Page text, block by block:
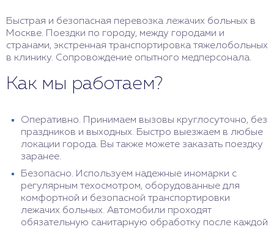
Быстрая и безопасная перевозка лежачих больных в
Москве. Поездки по городу, между городами и
странами, экстренная транспортировка тяжелобольных
в клинику. Сопровождение опытного медперсонала.
Как мы работаем?
Оперативно. Принимаем вызовы круглосуточно, без
праздников и выходных. Быстро выезжаем в любые
локации города. Вы также можете заказать поездку
заранее.
Безопасно. Используем надежные иномарки с
регулярным техосмотром, оборудованные для
комфортной и безопасной транспортировки
лежачих больных. Автомобили проходят
обязательную санитарную обработку после каждой